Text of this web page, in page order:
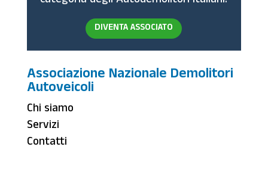
DIVENTA ASSOCIATO
Associazione Nazionale Demolitori
Autoveicoli
Chi siamo
Servizi
Contatti